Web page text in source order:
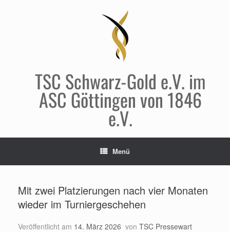
TSC Schwarz-Gold e.V. im
ASC Göttingen von 1846
e.V.
Menü
Mit zwei Platzierungen nach vier Monaten
wieder im Turniergeschehen
Veröffentlicht am 14. März 2026 von TSC Pressewart